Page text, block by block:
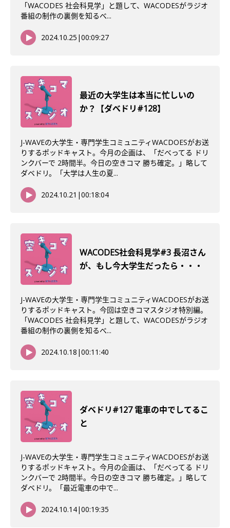
「WACODES 社会科見学」と題して、WACODESがラジオ
番組の制作の裏側を知るべ...
2024.10.25 |00:09:27
最近の大学生は本当に忙しいの
か？【ダべドリ#128】
J-WAVEの大学生・専門学生コミュニティWACDOESがお送
りするポッドキャスト。今月の企画は、「だべってる ドリ
ンクバーで 2時間半。今日の空きコマ 勝ち確定。」略して
ダベドリ。「大学は人生の夏...
2024.10.21 |00:18:04
WACODES社会科見学#3 長沼さん
が、もし今大学生だったら・・・
J-WAVEの大学生・専門学生コミュニティWACDOESがお送
りするポッドキャスト。今回は空きコマスタジオ特別編。
「WACODES 社会科見学」と題して、WACODESがラジオ
番組の制作の裏側を知るべ...
2024.10.18 |00:11:40
ダベドリ#127 電車の中でしてるこ
と
J-WAVEの大学生・専門学生コミュニティWACDOESがお送
りするポッドキャスト。今月の企画は、「だべってる ドリ
ンクバーで 2時間半。今日の空きコマ 勝ち確定。」略して
ダベドリ。「最近電車の中で...
2024.10.14|00:19:35